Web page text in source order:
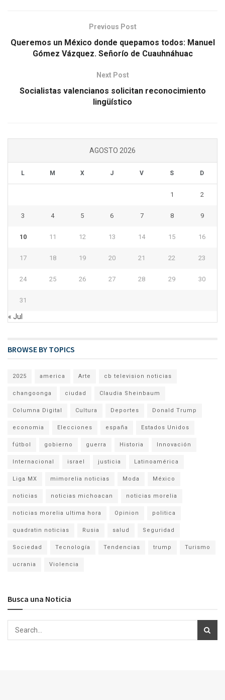
Previous Post
Queremos un México donde quepamos todos: Manuel
Gómez Vázquez. Señorío de Cuauhnáhuac
Next Post
Socialistas valencianos solicitan reconocimiento
lingüístico
AGOSTO 2026
L M X J V S D
1 2
3 4 5 6 7 8 9
10 11 12 13 14 15 16
17 18 19 20 21 22 23
24 25 26 27 28 29 30
31
« Jul
BROWSE BY TOPICS
2025 america Arte cb television noticias
changoonga ciudad Claudia Sheinbaum
Columna Digital Cultura Deportes Donald Trump
economia Elecciones españa Estados Unidos
fútbol gobierno guerra Historia Innovación
Internacional israel justicia Latinoamérica
Liga MX mimorelia noticias Moda México
noticias noticias michoacan noticias morelia
noticias morelia ultima hora Opinion politica
quadratin noticias Rusia salud Seguridad
Sociedad Tecnología Tendencias trump Turismo
ucrania Violencia
Busca una Noticia